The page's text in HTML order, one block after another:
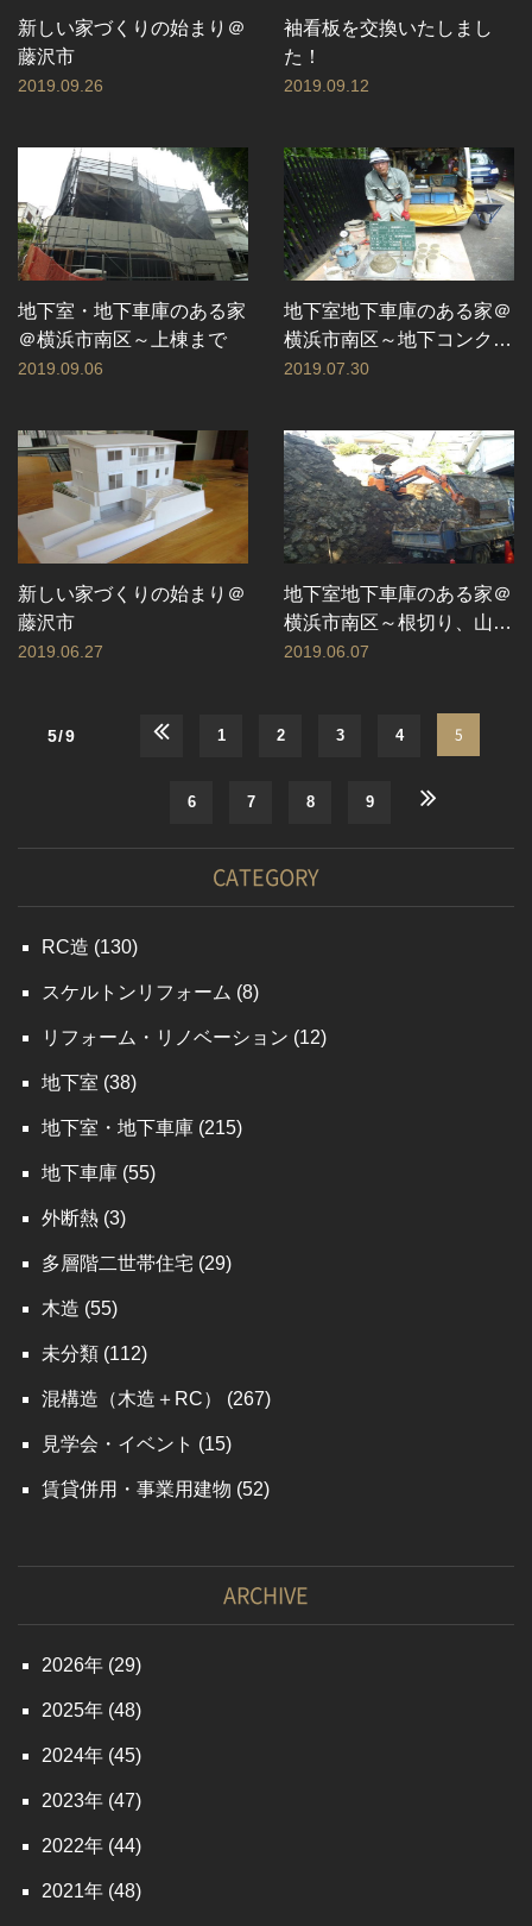
新しい家づくりの始まり＠
藤沢市
2019.09.26
袖看板を交換いたしまし
た！
2019.09.12
地下室・地下車庫のある家
＠横浜市南区～上棟まで
2019.09.06
地下室地下車庫のある家＠
横浜市南区～地下コンクリ
ート打設工事まで
2019.07.30
新しい家づくりの始まり＠
藤沢市
2019.06.27
地下室地下車庫のある家＠
横浜市南区～根切り、山留
工事
2019.06.07
5/9 1 2 3 4 5
6 7 8 9
CATEGORY
RC造 (130)
スケルトンリフォーム (8)
リフォーム・リノベーション (12)
地下室 (38)
地下室・地下車庫 (215)
地下車庫 (55)
外断熱 (3)
多層階二世帯住宅 (29)
木造 (55)
未分類 (112)
混構造（木造＋RC） (267)
見学会・イベント (15)
賃貸併用・事業用建物 (52)
ARCHIVE
2026 (29)
2025 (48)
2024 (45)
2023 (47)
2022 (44)
2021 (48)